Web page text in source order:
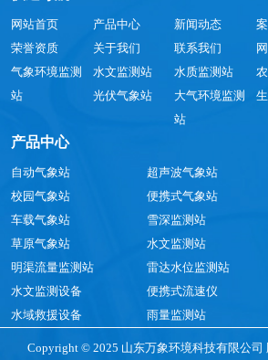
网站首页 产品中心 新闻动态
荣誉资质
关于我们 联系我们
气象环境监测
站
水文监测站 水质监测站
光伏气象站
大气环境监测
站
产品中心
自动气象站 超声波气象站
校园气象站
便携式气象站
车载气象站
雪深监测站
草原气象站
水文监测站
明渠流量监测站
雷达水位监测站
水文监测设备
便携式流速仪
水域救援设备
雨量监测站
Copyright © 2025 山东万象环境科技有限公司